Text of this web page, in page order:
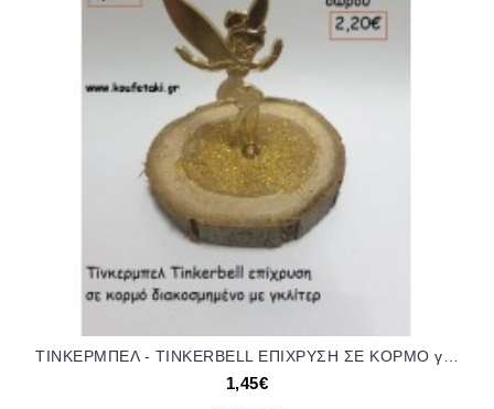
ΤΙΝΚΕΡΜΠΕΛ - TINKERBELL ΕΠΙΧΡΥΣΗ ΣΕ ΚΟΡΜΟ για μπομπονιέρες - δώρα πάρτυ - εορτών - γέννησης - γούρια - φτιάξτο μόνος σου ΤΖΑ-990025/41080 1.45€!!!
1,45€